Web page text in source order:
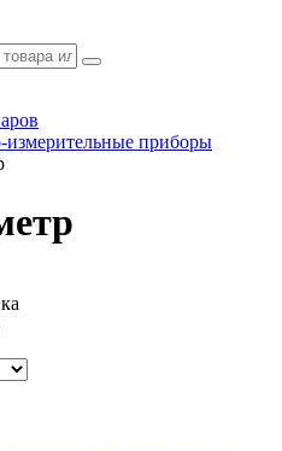
измерительные приборы